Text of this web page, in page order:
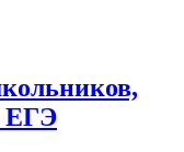
ЕГЭ